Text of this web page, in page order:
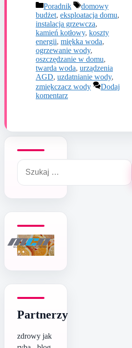
Kategorie
Poradnik Tagi
domowy
budżet, eksploatacja domu,
instalacja grzewcza,
kamień kotłowy, koszty
energii, miękka woda,
ogrzewanie wody,
oszczędzanie w domu,
twarda woda, urządzenia
AGD, uzdatnianie wody,
zmiękczacz wody
Dodaj
komentarz
Szukaj:
Partnerzy
zdrowy jak